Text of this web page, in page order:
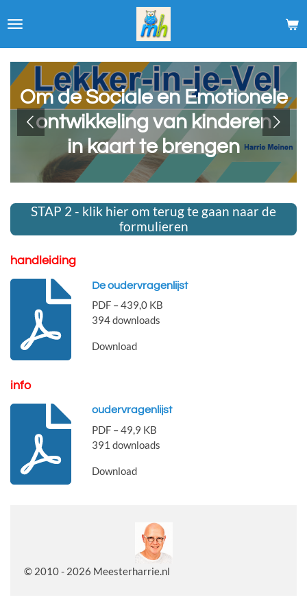
direct
hoofdinhoud
Om de Sociale en Emotionele
ontwikkeling van kinderen
in kaart te brengen
STAP 2 - klik hier om terug te gaan naar de
formulieren
handleiding
De oudervragenlijst
PDF – 439,0 KB
394 downloads
Download
info
oudervragenlijst
PDF – 49,9 KB
391 downloads
Download
© 2010 - 2026 Meesterharrie.nl